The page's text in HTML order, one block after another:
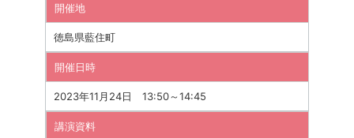
開催地
徳島県藍住町
開催日時
2023年11月24日 13:50～14:45
講演資料